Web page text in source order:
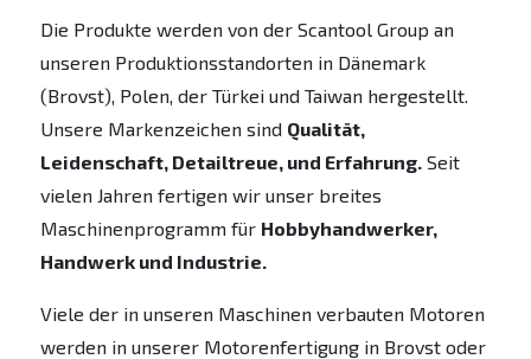
Die Produkte werden von der Scantool Group an
unseren Produktionsstandorten in Dänemark
(Brovst), Polen, der Türkei und Taiwan hergestellt.
Unsere Markenzeichen sind Qualität,
Leidenschaft, Detailtreue, und Erfahrung. Seit
vielen Jahren fertigen wir unser breites
Maschinenprogramm für Hobbyhandwerker,
Handwerk und Industrie.
Viele der in unseren Maschinen verbauten Motoren
werden in unserer Motorenfertigung in Brovst oder